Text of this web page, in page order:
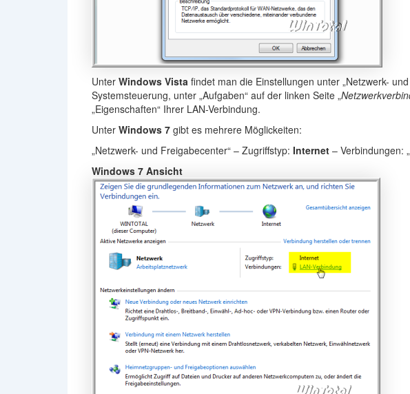
Unter Windows Vistafindet man die Einstellungen unter „Netzwerk-
Systemsteuerung, unter „Aufgaben“ auf der linken Seite „
„Eigenschaften“ Ihrer LAN-Verbindung.
Unter Windows 7 gibt es mehrere Möglickeiten:
„Netzwerk- und Freigabecenter“ – Zugriffstyp: Internet– Verbindungen: „
Windows 7 Ansicht